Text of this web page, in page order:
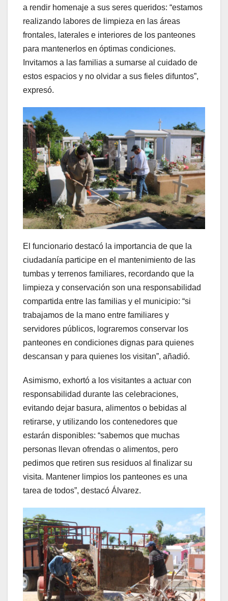
a rendir homenaje a sus seres queridos: “estamos
realizando labores de limpieza en las áreas
frontales, laterales e interiores de los panteones
para mantenerlos en óptimas condiciones.
Invitamos a las familias a sumarse al cuidado de
estos espacios y no olvidar a sus fieles difuntos”,
expresó.
El funcionario destacó la importancia de que la
ciudadanía participe en el mantenimiento de las
tumbas y terrenos familiares, recordando que la
limpieza y conservación son una responsabilidad
compartida entre las familias y el municipio: “si
trabajamos de la mano entre familiares y
servidores públicos, lograremos conservar los
panteones en condiciones dignas para quienes
descansan y para quienes los visitan”, añadió.
Asimismo, exhortó a los visitantes a actuar con
responsabilidad durante las celebraciones,
evitando dejar basura, alimentos o bebidas al
retirarse, y utilizando los contenedores que
estarán disponibles: “sabemos que muchas
personas llevan ofrendas o alimentos, pero
pedimos que retiren sus residuos al finalizar su
visita. Mantener limpios los panteones es una
tarea de todos”, destacó Álvarez.